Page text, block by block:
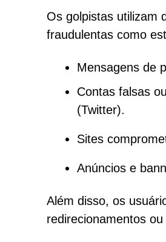
Os golpistas utilizam
fraudulentas como
Mensagens de
Contas falsas
(Twitter).
Sites
Anúncios e
Além disso, os
redirecionamentos